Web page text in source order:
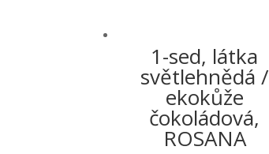
1-sed, látka
světlehnědá /
ekokůže
čokoládová,
ROSANA